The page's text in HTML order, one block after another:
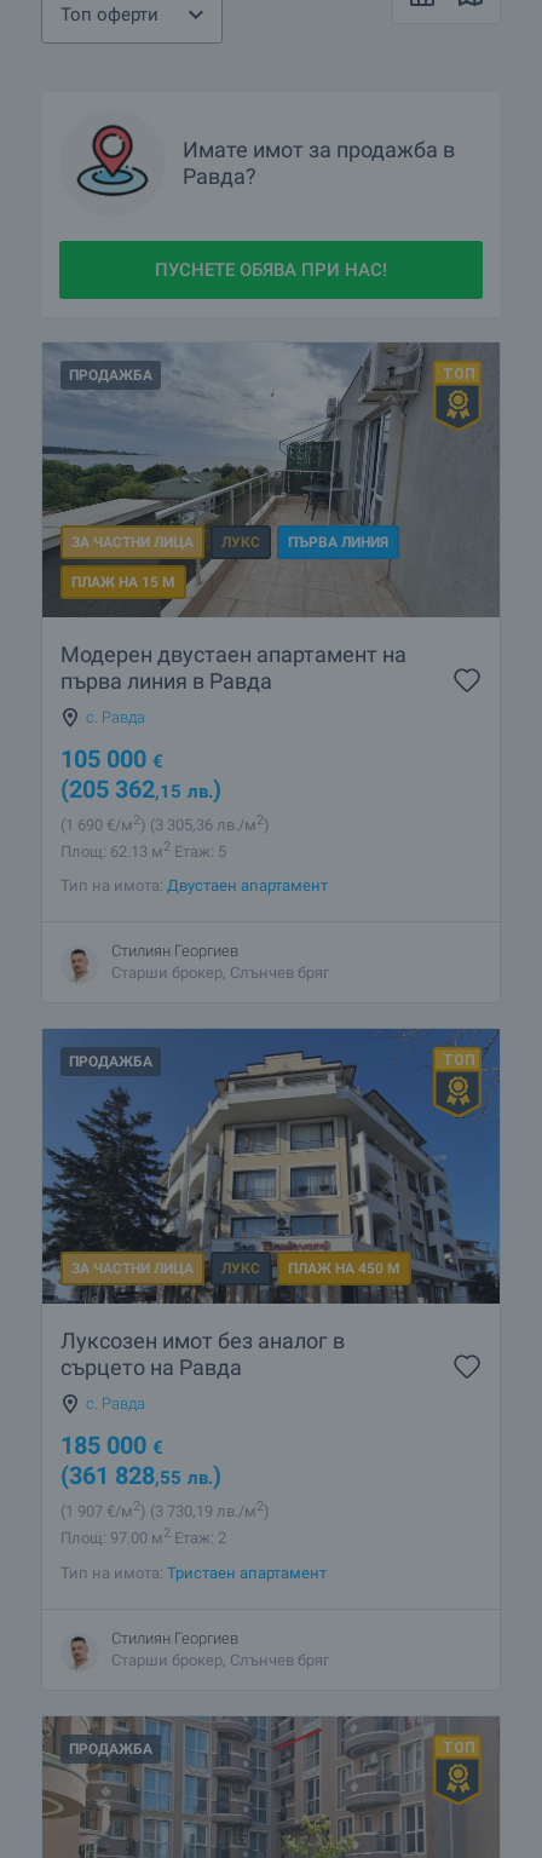
Какви луксозни имоти се предлагат в Равда?
Топ оферти
Имате имот за продажба в
Равда?
ПУСНЕТЕ ОБЯВА ПРИ НАС!
ПРОДАЖБА
ЗА ЧАСТНИ ЛИЦА ЛУКС ПЪРВА ЛИНИЯ
ПЛАЖ НА 15 М
Модерен двустаен апартамент на
първа линия в Равда
с. Равда
105 000 €
(205 362,15 лв.)
(1 690 €/м2) (3 305 ,36 лв./м2)
Площ: 62.13 м2 Етаж: 5
Тип на имота: Двустаен апартамент
Стилиян Георгиев
Старши брокер, Слънчев бряг
ПРОДАЖБА
ЗА ЧАСТНИ ЛИЦА ЛУКС ПЛАЖ НА 450 М
Луксозен имот без аналог в
сърцето на Равда
с. Равда
185 000 €
(361 828,55 лв.)
(1 907 €/м2) (3 730,19 лв./м2)
Площ: 97.00 м2 Етаж: 2
Тип на имота: Тристаен апартамент
Стилиян Георгиев
Старши брокер, Слънчев бряг
ПРОДАЖБА